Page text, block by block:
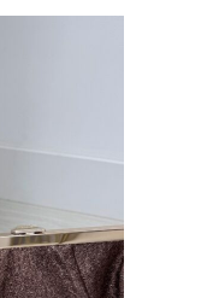
Este producto tiene múltiples variantes. Las opciones se pueden elegir en la página de producto